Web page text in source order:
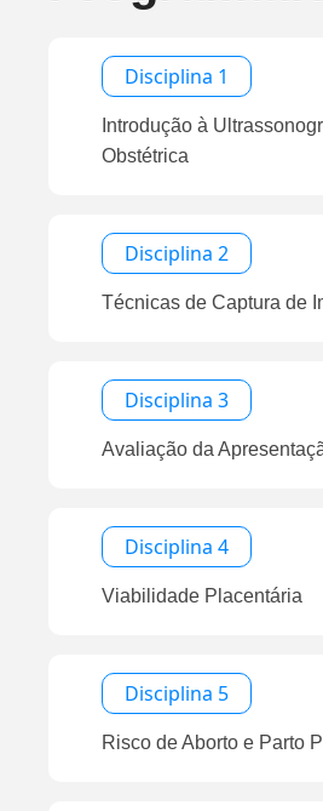
Disciplina 1
Introdução à
Obstétrica
Disciplina 2
Técnicas de Captura de
Disciplina 3
Avaliação da
Disciplina 4
Viabilidade Placentária
Disciplina 5
Risco de Aborto e Parto